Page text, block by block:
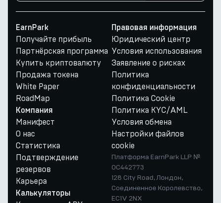
EarnPark
Получайте прибыль
Партнёрская программа
Купить криптовалюту
Продажа токена
White Paper
RoadMap
Компания
Манифест
О нас
Статистика
Подтверждение
резервов
Карьера
Калькуляторы
Правовая информация
Юридический центр
Условия использования
Заявление о рисках
Политика
конфиденциальности
Политика Cookie
Политика KYC/AML
Условия обмена
Настройки файлов
cookie
Платформа EarnPark LLP №
OC442773
128 City Road, Лондон,
Соединенное Королевство,
EC1V 2NX